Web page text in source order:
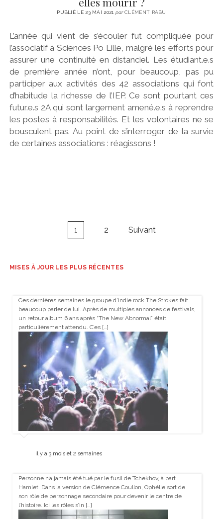
PUBLIÉ LE 23 MAI 2021 parCLÉMENT RABU
L’année qui vient de s’écouler fut compliquée pour
l’associatif à Sciences Po Lille, malgré les efforts pour
assurer une continuité en distanciel. Les étudiant.e.s
de première année n’ont, pour beaucoup, pas pu
participer aux activités des 42 associations qui font
d’habitude la richesse de l’IEP. Ce sont pourtant ces
futur.e.s 2A qui sont largement amené.e.s à reprendre
les postes à responsabilités. Et les volontaires ne se
bousculent pas. Au point de s’interroger de la survie
de certaines associations : réagissons !
1 2 Suivant
MISES À JOUR LES PLUS RÉCENTES
Ces dernières semaines le groupe d’indie rock The Strokes fait
beaucoup parler de lui. Après de multiples annonces de festivals,
un retour album 6 ans après “The New Abnormal” était
particulièrement attendu. C’es […]
il y a 3 mois et 2 semaines
Personne n’a jamais été tué par le fusil de Tchekhov, à part
Hamlet. Dans la version de Clémence Coullon, Ophélie sort de
son rôle de personnage secondaire pour devenir le centre de
l’histoire. Ici les rôles s’in […]